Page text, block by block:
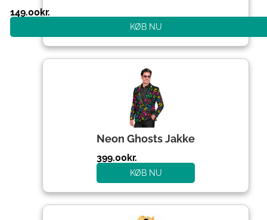
149.00kr.
KØB NU
Neon Ghosts Jakke
399.00kr.
KØB NU